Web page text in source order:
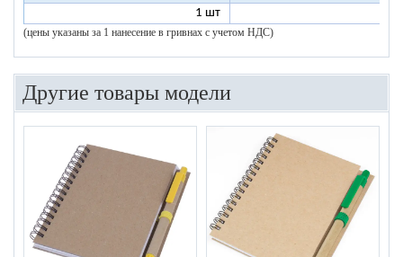
1 шт
(цены указаны за 1 нанесение в гривнах с учетом НДС)
Другие товары модели